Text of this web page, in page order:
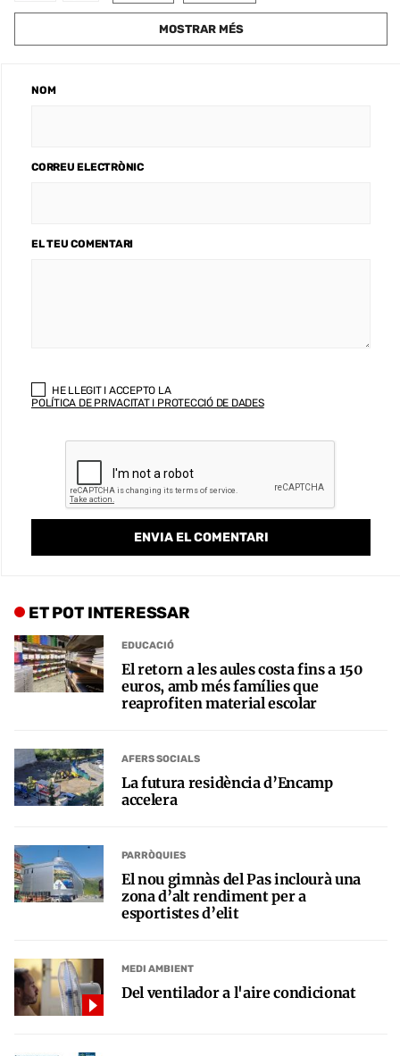
MOSTRAR MÉS
NOM
CORREU ELECTRÒNIC
EL TEU COMENTARI
HE LLEGIT I ACCEPTO LA
POLÍTICA DE PRIVACITAT I PROTECCIÓ DE DADES
ET POT INTERESSAR
EDUCACIÓ
El retorn a les aules costa fins a 150
euros, amb més famílies que
reaprofiten material escolar
AFERS SOCIALS
La futura residència d’Encamp
accelera
PARRÒQUIES
El nou gimnàs del Pas inclourà una
zona d’alt rendiment per a
esportistes d’elit
MEDI AMBIENT
Del ventilador a l'aire condicionat